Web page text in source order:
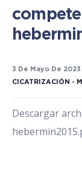
3 De Mayo De 2023
CICATRIZACIÓN •
Descargar